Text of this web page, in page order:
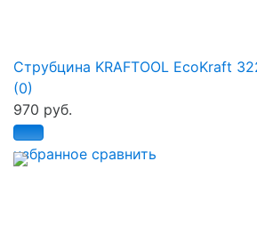
избранное сравнить
Струбцина KRAFTOOL EcoKraft
(0)
970 руб.